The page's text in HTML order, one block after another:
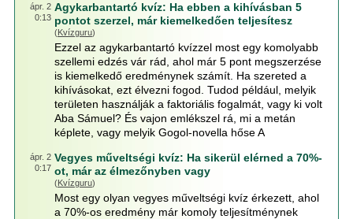
ápr. 2
0:13
Agykarbantartó kvíz: Ha ebben a kihívásban 5
pontot szerzel, már kiemelkedően teljesítesz
(Kvízguru)
Ezzel az agykarbantartó kvízzel most egy komolyabb
szellemi edzés vár rád, ahol már 5 pont megszerzése
is kiemelkedő eredménynek számít. Ha szereted a
kihívásokat, ezt élvezni fogod. Tudod például, melyik
területen használják a faktoriális fogalmát, vagy ki volt
Aba Sámuel? És vajon emlékszel rá, mi a metán
képlete, vagy melyik Gogol-novella hőse A
ápr. 2
0:17
Vegyes műveltségi kvíz: Ha sikerül elérned a 70%-
ot, már az élmezőnyben vagy
(Kvízguru)
Most egy olyan vegyes műveltségi kvíz érkezett, ahol
a 70%-os eredmény már komoly teljesítménynek